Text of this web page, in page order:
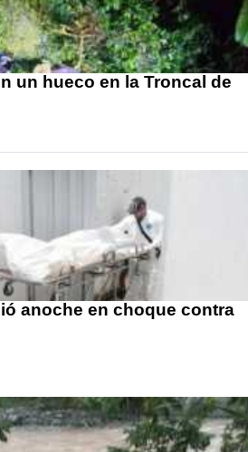
un hueco en la Troncal de
anoche en choque contra